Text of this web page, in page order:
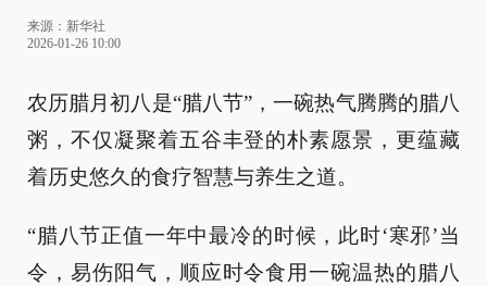
来源： 新华社
2026-01-26 10:00
农历腊月初八是“腊八节”，一碗热气腾腾的腊八
粥，不仅凝聚着五谷丰登的朴素愿景，更蕴藏
着历史悠久的食疗智慧与养生之道。
“腊八节正值一年中最冷的时候，此时‘寒邪’当
令，易伤阳气，顺应时令食用一碗温热的腊八